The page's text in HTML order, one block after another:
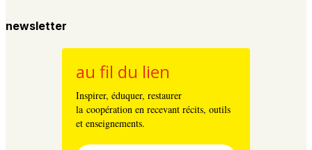
newsletter
au fil du lien
Inspirer, éduquer, restaurer
la coopération en recevant récits, outils
et enseignements.